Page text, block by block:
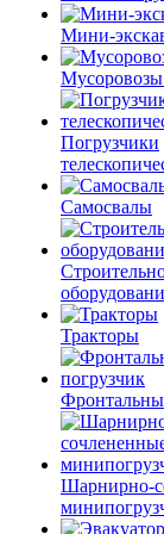
Мини-
Погрузчики
Самосвалы
Тракторы
Шарнирно-